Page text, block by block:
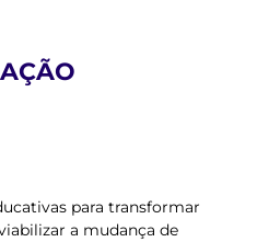
para transformar
a mudança de